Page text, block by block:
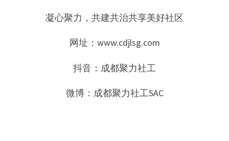
凝心聚力，共建共治共享美好社区
网址：www.cdjlsg.com
抖音：成都聚力社工
微博：成都聚力社工SAC